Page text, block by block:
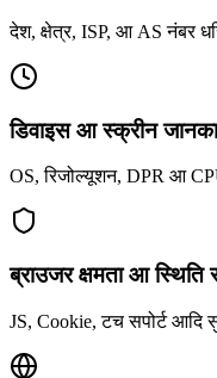
देश, क्षेत्र, ISP, आ AS नंबर
डिवाइस आ स्क्रीन
OS, रिजोल्यूशन, DPR आ
ब्राउजर क्षमता आ स्थिति
JS, Cookie, टच सपोर्ट आदि